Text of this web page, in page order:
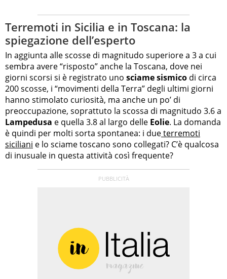
Terremoti in Sicilia e in Toscana: la
spiegazione dell’esperto
In aggiunta allescosse di magnitudo superiore a 3 a cui
sembra avere “risposto” anche la Toscana, dove nei
giorni scorsi si è registrato uno sciame sismico di circa
200 scosse, i “movimenti della Terra” degli ultimi giorni
hanno stimolato curiosità, ma anche un po’ di
preoccupazione, soprattuto la scossa di magnitudo 3.6 a
Lampedusa e quella 3.8 al largo delle Eolie. La domanda
è quindi per molti sorta spontanea: i dueterremoti
siciliani e lo sciame toscano sono collegati? C’è qualcosa
di inusuale in questa attività così frequente?